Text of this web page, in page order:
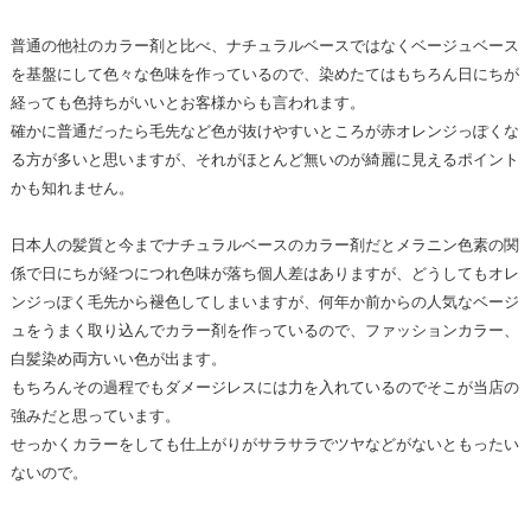
普通の他社のカラー剤と比べ、ナチュラルベースではなくベージュベース
を基盤にして色々な色味を作っているので、染めたてはもちろん日にちが
経っても色持ちがいいとお客様からも言われます。
確かに普通だったら毛先など色が抜けやすいところが赤オレンジっぽくな
る方が多いと思いますが、それがほとんど無いのが綺麗に見えるポイント
かも知れません。
日本人の髪質と今までナチュラルベースのカラー剤だとメラニン色素の関
係で日にちが経つにつれ色味が落ち個人差はありますが、どうしてもオレ
ンジっぽく毛先から褪色してしまいますが、何年か前からの人気なベージ
ュをうまく取り込んでカラー剤を作っているので、ファッションカラー、
白髪染め両方いい色が出ます。
もちろんその過程でもダメージレスには力を入れているのでそこが当店の
強みだと思っています。
せっかくカラーをしても仕上がりがサラサラでツヤなどがないともったい
ないので。